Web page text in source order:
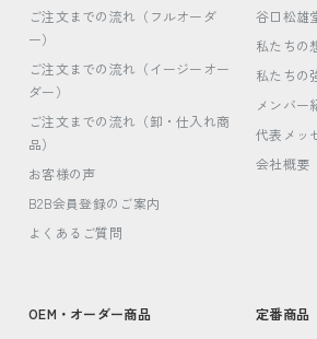
ご注文までの流れ（フルオーダ
ー）
ご注文までの流れ（イージーオー
ダー）
ご注文までの流れ（卸・仕入れ商
品）
お客様の声
B2B会員登録のご案内
よくあるご質問
谷口松雄
私たちの
私たちの
メンバー
代表メッ
会社概要
OEM・オーダー商品 定番商品